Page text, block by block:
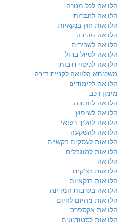
הלוואה לכל מטרה
הלוואה לחברות
הלוואות חוץ בנקאיות
הלוואה מהירה
הלוואה לשכירים
הלוואה לטיול בחול
הלוואה לכיסוי חובות
משכנתא הלוואה לקניית דירה
הלוואה ללימודים
מימון רכב
הלוואה לחתונה
הלוואה לשיפוץ
הלוואה להליך רפואי
הלוואה להשקעה
הלוואות לעסקים בקשיים
הלוואות למוגבלים
הלוואה
הלוואות בצ'קים
הלוואות בנקאיות
הלוואה בערבות המדינה
הלוואות מהיום להיום
הלוואת אקספרס
הלוואות לסטודנטים